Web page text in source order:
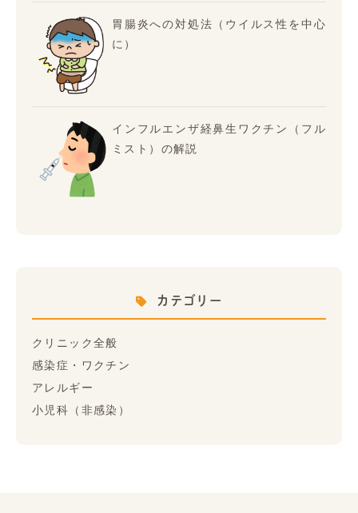
胃腸炎への対処法（ウイルス性を中心
に）
インフルエンザ経鼻生ワクチン（フル
ミスト）の解説
カテゴリー
クリニック全般
感染症・ワクチン
アレルギー
小児科（非感染）